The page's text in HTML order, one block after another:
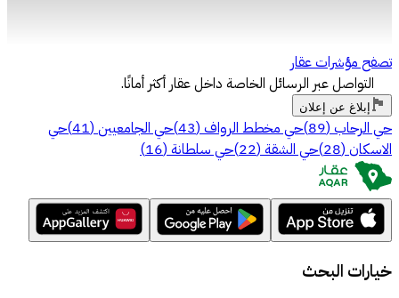
تصفح مؤشرات عقار
التواصل عبر الرسائل الخاصة داخل عقار أكثر أمانًا.
إبلاغ عن إعلان
حي الرحاب (
89
)حي مخطط الرواف (
43
)حي الجامعيين (
41
)حي
الاسكان (
28
)حي الشقة (
22
)حي سلطانة (
16
)
خيارات البحث